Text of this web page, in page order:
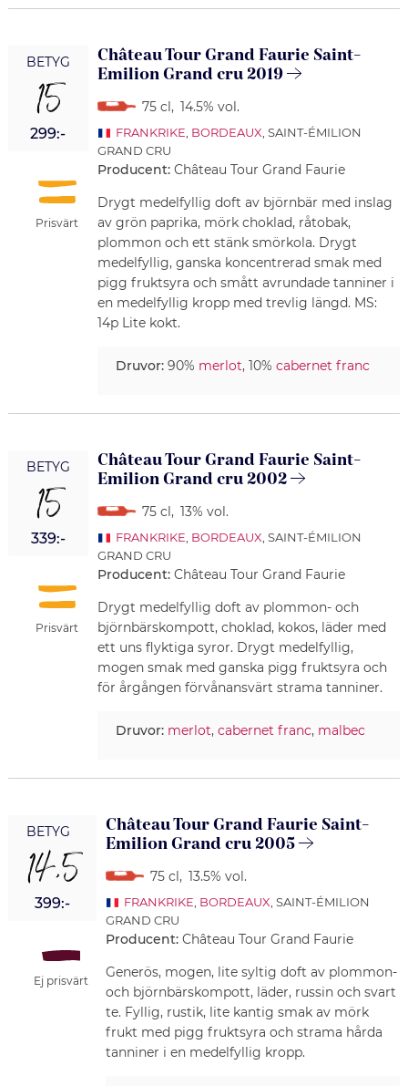
BETYG
15
299:-
Prisvärt
Château Tour Grand Faurie Saint-
Emilion Grand cru 2019
75 cl , 14.5% vol.
FRANKRIKE, BORDEAUX, SAINT-ÉMILION
GRAND CRU
Producent: Château Tour Grand Faurie
Drygt medelfyllig doft av björnbär med inslag
av grön paprika, mörk choklad, råtobak,
plommon och ett stänk smörkola. Drygt
medelfyllig, ganska koncentrerad smak med
pigg fruktsyra och smått avrundade tanniner i
en medelfyllig kropp med trevlig längd. MS:
14p Lite kokt.
Druvor:90% merlot, 10% cabernet franc
BETYG
15
339:-
Prisvärt
Château Tour Grand Faurie Saint-
Emilion Grand cru 2002
75 cl , 13% vol.
FRANKRIKE, BORDEAUX, SAINT-ÉMILION
GRAND CRU
Producent: Château Tour Grand Faurie
Drygt medelfyllig doft av plommon- och
björnbärskompott, choklad, kokos, läder med
ett uns flyktiga syror. Drygt medelfyllig,
mogen smak med ganska pigg fruktsyra och
för årgången förvånansvärt strama tanniner.
Druvor: merlot, cabernet franc, malbec
BETYG
14,5
399:-
Ej prisvärt
Château Tour Grand Faurie Saint-
Emilion Grand cru 2005
75 cl , 13.5% vol.
FRANKRIKE, BORDEAUX, SAINT-ÉMILION
GRAND CRU
Producent: Château Tour Grand Faurie
Generös, mogen, lite syltig doft av plommon-
och björnbärskompott, läder, russin och svart
te. Fyllig, rustik, lite kantig smak av mörk
frukt med pigg fruktsyra och strama hårda
tanniner i en medelfyllig kropp.